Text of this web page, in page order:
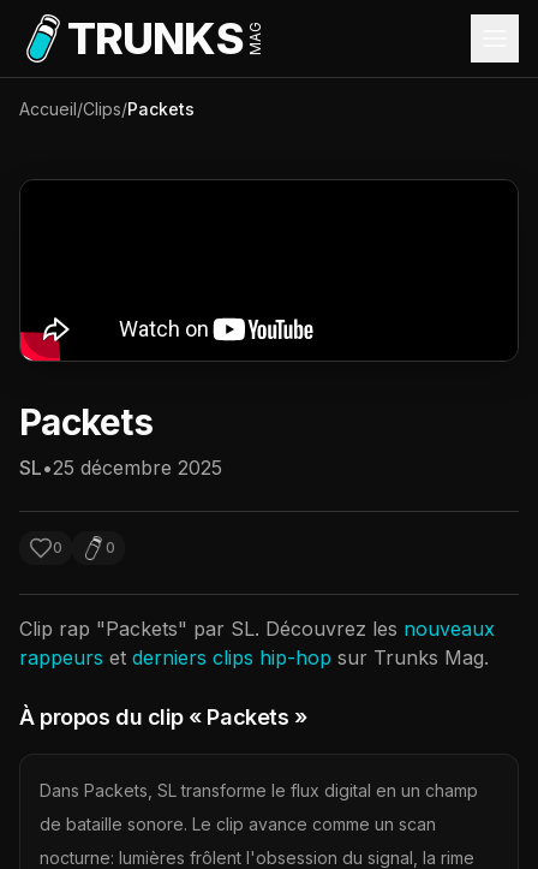
Aller au contenu principal
TRUNKSMAG
Accueil/Clips/Packets
Packets
SL•25 décembre 2025
0 0
Clip rap "Packets" par SL. Découvrez les nouveaux
rappeurs et derniers clips hip-hop sur Trunks Mag.
À propos du clip« Packets »
Dans Packets, SL transforme le flux digital en un champ
de bataille sonore. Le clip avance comme un scan
nocturne: lumières frôlent l'obsession du signal, la rime